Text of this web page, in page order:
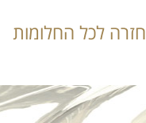
חזרה לכל החלומות